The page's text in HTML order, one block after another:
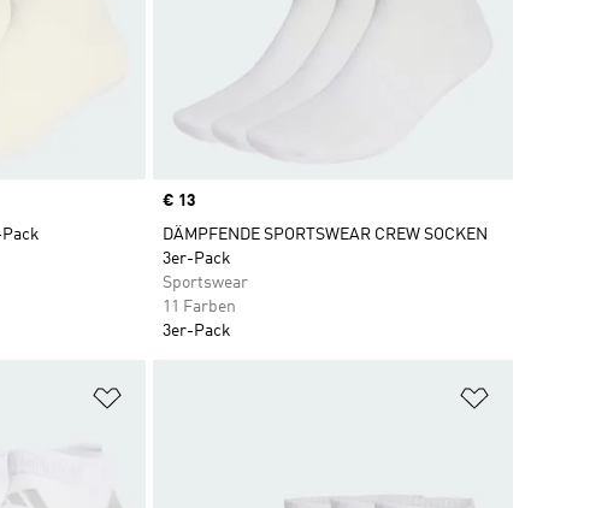
Price
€ 13
DÄMPFENDE SPORTSWEAR CREW SOCKEN
3er-Pack
Sportswear
11 Farben
3er-Pack